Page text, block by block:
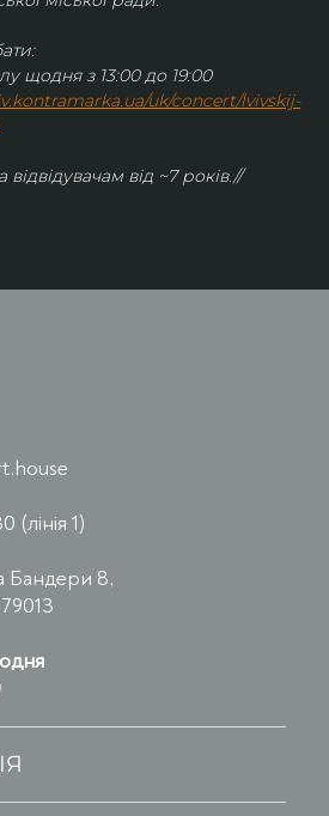
щодня з 13:00 до 19:00
uk/concert/lvivskij-
від ~7 років.//
(лінія 1)
Бандери 8,